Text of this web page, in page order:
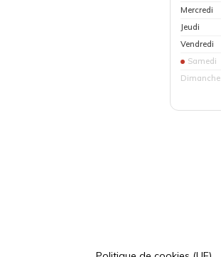
Mercredi
Jeudi
Vendredi
Samedi
Dimanche